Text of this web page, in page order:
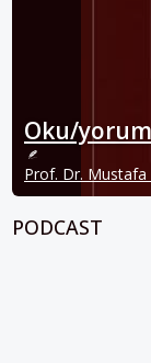
Oku/
Prof. Dr. Mustafa
PODCAST